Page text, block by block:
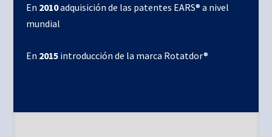
En 2010adquisición de las patentes EARS® a nivel
mundial
En 2015introducción de la marca Rotatdor®